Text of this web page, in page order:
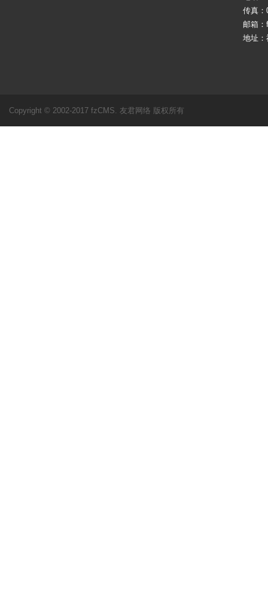
传真：
邮箱
地址
Copyright © 2002-2017 fzCMS. 友君网络 版权所有